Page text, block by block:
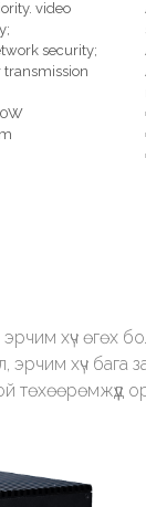
video
security;
transmission
эрчим хүч
хүч бага
төхөөрөмжүүд